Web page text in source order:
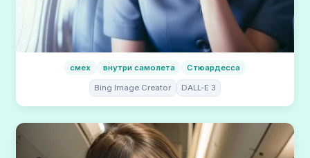
смех внутри самолета Стюардесса
Bing Image Creator DALL-E 3